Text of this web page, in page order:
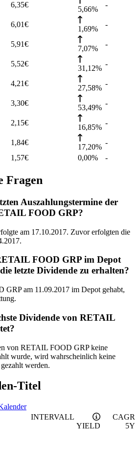
6,35€
5,66%
-
6,01€
1,69%
-
5,91€
7,07%
-
5,52€
31,12%
-
4,21€
27,58%
-
3,30€
53,49%
-
2,15€
16,85%
-
1,84€
17,20%
-
1,57€ 0,00% -
Fragen
Auszahlungstermine der
FOOD GRP?
am 17.10.2017. Zuvor erfolgten die
FOOD GRP im Depot
letzte Dividende zu erhalten?
am 11.09.2017 im Depot gehabt,
Dividende von RETAIL
von RETAIL FOOD GRP keine
wurde, wird wahrscheinlich keine
werden.
Titel
INTERVALL
YIELD
CAGR
5Y